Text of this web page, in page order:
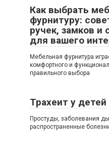
Как выбрать
фурнитуру:
ручек, замков и
для вашего
Мебельная фурнитура
комфортного и
правильного выбора
Трахеит у детей
Простуды, заболевания
распространенные